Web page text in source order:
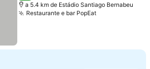
a 5.4 km de Estádio Santiago Bernabeu
Restaurante e bar PopEat